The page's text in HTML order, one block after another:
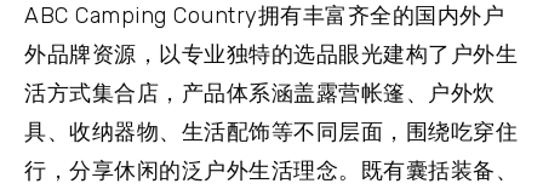
ABC Camping Country拥有丰富齐全的国内外户
外品牌资源，以专业独特的选品眼光建构了户外生
活方式集合店，产品体系涵盖露营帐篷、户外炊
具、收纳器物、生活配饰等不同层面，围绕吃穿住
行，分享休闲的泛户外生活理念。既有囊括装备、